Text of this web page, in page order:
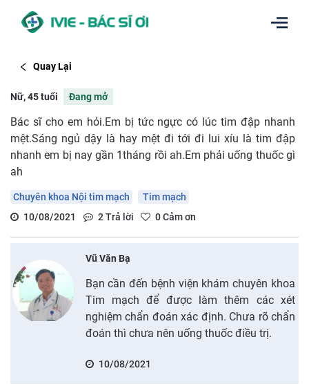
Quay Lại
Nữ, 45 tuổi Đang mở
Bác sĩ cho em hỏi.Em bị tức ngực có lúc tim đập nhanh
mệt.Sáng ngủ dậy là hay mệt đi tới đi lui xíu là tim đập
nhanh em bị nay gần 1tháng rồi ah.Em phải uống thuốc gì
ah
Chuyên khoa Nội tim mạch
Tim mạch
10/08/2021
2Trả lời 0Cảm ơn
Vũ Văn Bạ
Bạn cần đến bệnh viện khám chuyên khoa
Tim mạch để được làm thêm các xét
nghiệm chẩn đoán xác định. Chưa rõ chẩn
đoán thì chưa nên uống thuốc điều trị.
10/08/2021